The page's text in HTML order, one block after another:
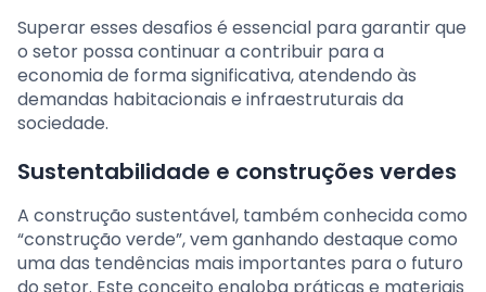
Superar esses desafios é essencial para garantir que
o setor possa continuar a contribuir para a
economia de forma significativa, atendendo às
demandas habitacionais e infraestruturais da
sociedade.
Sustentabilidade e construções verdes
A construção sustentável, também conhecida como
“construção verde”, vem ganhando destaque como
uma das tendências mais importantes para o futuro